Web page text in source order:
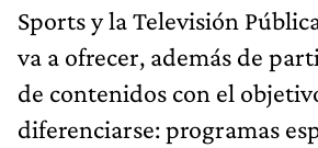
Sports y la Televisión
va a ofrecer, además de
de contenidos con el
diferenciarse: programas